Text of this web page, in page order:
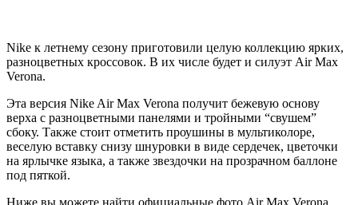
Nike к летнему сезону приготовили целую коллекцию ярких,
разноцветных кроссовок. В их числе будет и силуэт Air Max
Verona.
Эта версия Nike Air Max Verona получит бежевую основу
верха с разноцветными панелями и тройными “свушем”
сбоку. Также стоит отметить проушины в мультиколоре,
веселую вставку снизу шнуровки в виде сердечек, цветочки
на ярлычке языка, а также звездочки на прозрачном баллоне
под пяткой.
Ниже вы можете найти официальные фото Air Max Verona.